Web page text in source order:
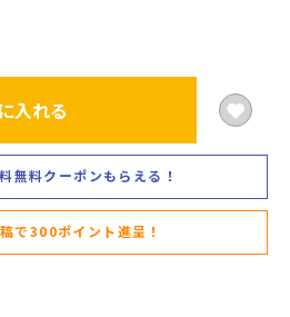
入れる
無料クーポンもらえる！
で300ポイント進呈！